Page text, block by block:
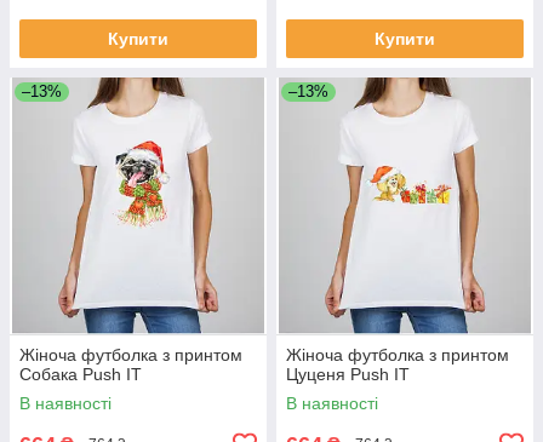
Купити Купити
–13%
Жіноча футболка з принтом
Собака Push IT
В наявності
–13%
Жіноча футболка з принтом
Цуценя Push IT
В наявності